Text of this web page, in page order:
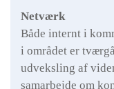
Netværk
Både internt i
i området er
udveksling af
samarbejde om